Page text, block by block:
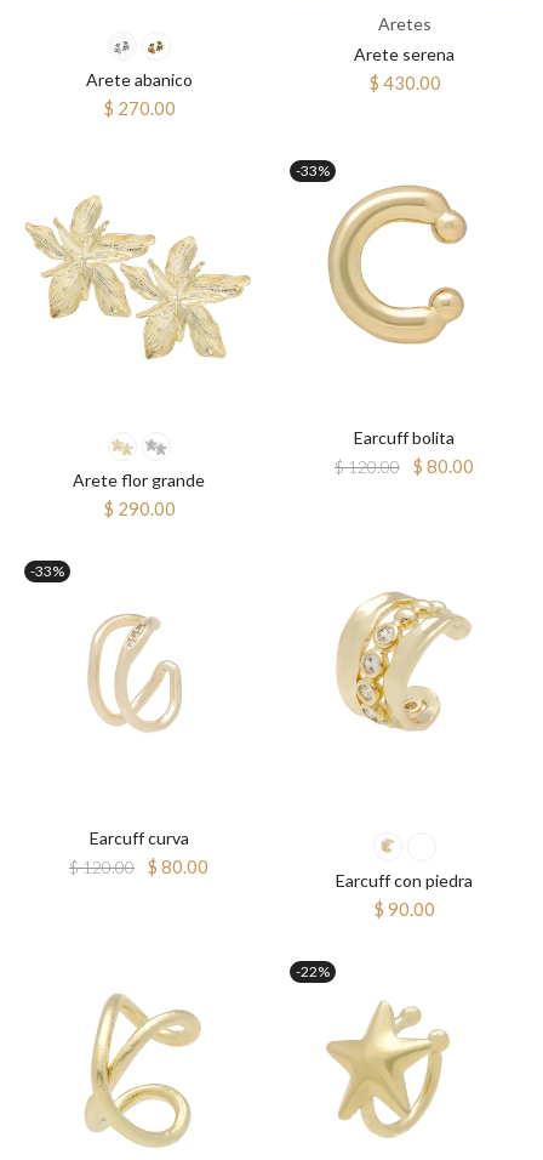
Arete abanico
$ 270.00
Aretes
Arete serena
$ 430.00
Arete flor grande
$ 290.00
-33%
Earcuff bolita
$ 120.00
$ 80.00
-33%
Earcuff curva
$ 120.00
$ 80.00
Earcuff con piedra
$ 90.00
-22%